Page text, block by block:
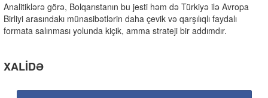
Analitiklərə görə, Bolqarıstanın bu jesti həm də Türkiyə ilə Avropa
Birliyi arasındakı münasibətlərin daha çevik və qarşılıqlı faydalı
formata salınması yolunda kiçik, amma strateji bir addımdır.
XALİDƏ